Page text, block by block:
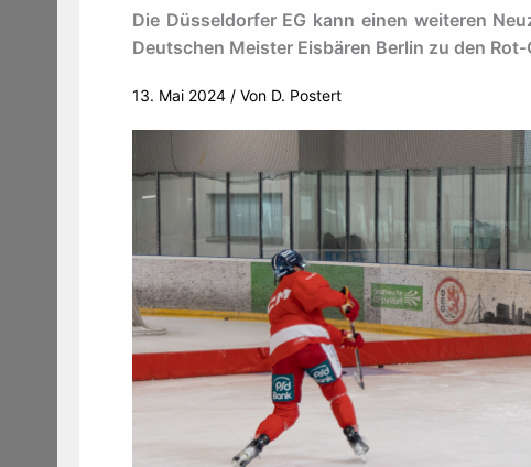
Die Düsseldorfer EG kann einen weiteren
Deutschen Meister Eisbären Berlin zu den Rot-
13. Mai 2024 / Von D. Postert